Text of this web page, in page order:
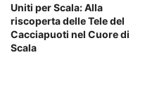
Uniti per Scala: Alla
riscoperta delle Tele del
Cacciapuoti nel Cuore di
Scala